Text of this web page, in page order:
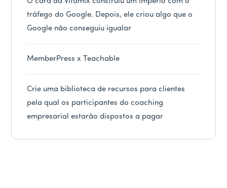
tráfego do Google. Depois, ele criou algo que o
Google não conseguiu igualar
MemberPress x Teachable
Crie uma biblioteca de recursos para clientes
pela qual os participantes do coaching
empresarial estarão dispostos a pagar